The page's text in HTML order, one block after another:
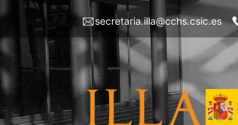
Pasar
contenido
principal
Menu
left
ILLA
secretaria.illa@cchs.csic.es